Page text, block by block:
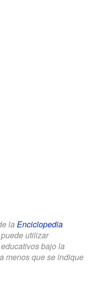
la Enciclopedia
utilizar
bajo la
a menos que se indique